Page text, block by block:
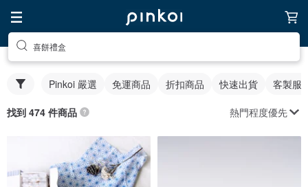
喜餅禮盒
Pinkoi 嚴選 免運商品 折扣商品 快速出貨 客製服
找到 474 件商品 熱門程度優先